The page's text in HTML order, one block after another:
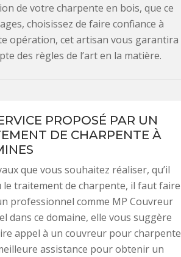
de votre charpente en bois, que ce
choisissez de faire confiance à
opération, cet artisan vous garantira
des règles de l’art en la matière.
PROPOSÉ PAR UN
DE CHARPENTE À
que vous souhaitez réaliser, qu’il
le traitement de charpente, il faut faire
professionnel comme MP Couvreur
dans ce domaine, elle vous suggère
appel à un couvreur pour charpente
assistance pour obtenir un